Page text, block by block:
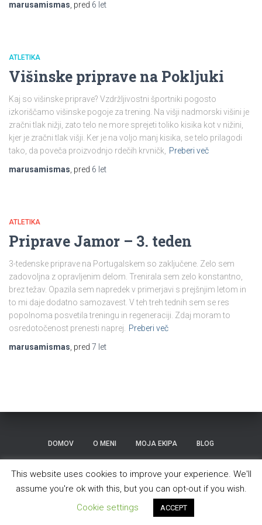
marusamismas , pred 6 let
ATLETIKA
Višinske priprave na Pokljuki
Kaj so višinske priprave? Vzdržljivostni športniki pogosto
izkoriščamo višinske pogoje za trening. Na višji nadmorski višini je
zračni tlak nižji, zato telo ne more sprejeti toliko kisika kot v nižini,
kjer je zračni tlak višji. Ker je na voljo manj kisika, se telo prilagodi
tako, da poveča proizvodnjo rdečih krvničk,
Preberi več
marusamismas , pred 6 let
ATLETIKA
Priprave Jamor – 3. teden
3-tedenske priprave na Portugalskem so zaključene. Zelo sem
zadovoljna z opravljenim delom. Trenirala sem zelo konstantno,
brez težav. Opazila sem napredek v primerjavi s prejšnjim letom in
to mi daje dodatno samozavest. V teh treh tednih sem se res
popolnoma posvetila treningu in regeneraciji. Zdaj moram to
osredotočenost prenesti naprej.
Preberi več
marusamismas , pred 7 let
DOMOV O MENI MOJA EKIPA BLOG
TEKMOVANJA KONTAKT
ThemeIsle
This website uses cookies to improve your experience. We'll
assume you're ok with this, but you can opt-out if you wish.
Cookie settings
ACCEPT